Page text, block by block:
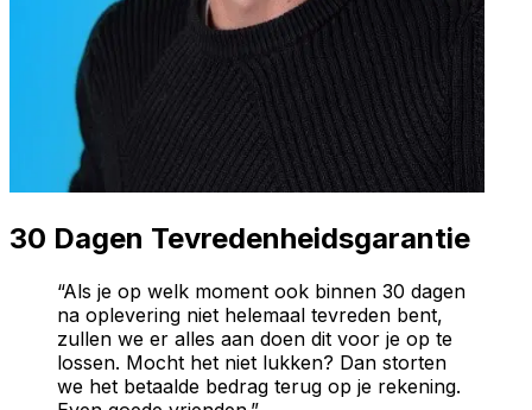
30 Dagen Tevredenheidsgarantie
“Als je op welk moment ook binnen 30 dagen
na oplevering niet helemaal tevreden bent,
zullen we er alles aan doen dit voor je op te
lossen. Mocht het niet lukken? Dan storten
we het betaalde bedrag terug op je rekening.